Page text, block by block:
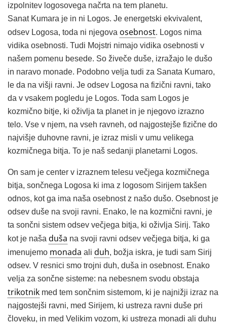
izpolnitev logosovega načrta na tem planetu.
Sanat Kumara je in ni Logos. Je energetski ekvivalent,
odsev Logosa, toda ni njegova osebnost. Logos nima
vidika osebnosti. Tudi Mojstri nimajo vidika osebnosti v
našem pomenu besede. So živeče duše, izražajo le dušo
in naravo monade. Podobno velja tudi za Sanata Kumaro,
le da na višji ravni. Je odsev Logosa na fizični ravni, tako
da v vsakem pogledu je Logos. Toda sam Logos je
kozmično bitje, ki oživlja ta planet in je njegovo izrazno
telo. Vse v njem, na vseh ravneh, od najgostejše fizične do
najvišje duhovne ravni, je izraz misli v umu velikega
kozmičnega bitja. To je naš sedanji planetarni Logos.
On sam je center v izraznem telesu večjega kozmičnega
bitja, sončnega Logosa ki ima z logosom Sirijem takšen
odnos, kot ga ima naša osebnost z našo dušo. Osebnost je
odsev duše na svoji ravni. Enako, le na kozmični ravni, je
ta sončni sistem odsev večjega bitja, ki oživlja Sirij. Tako
kot je naša duša na svoji ravni odsev večjega bitja, ki ga
imenujemo monada ali duh, božja iskra, je tudi sam Sirij
odsev. V resnici smo trojni duh, duša in osebnost. Enako
velja za sončne sisteme: na nebesnem svodu obstaja
trikotnik med tem sončnim sistemom, ki je najnižji izraz na
najgostejši ravni, med Sirijem, ki ustreza ravni duše pri
človeku, in med Velikim vozom, ki ustreza monadi ali duhu